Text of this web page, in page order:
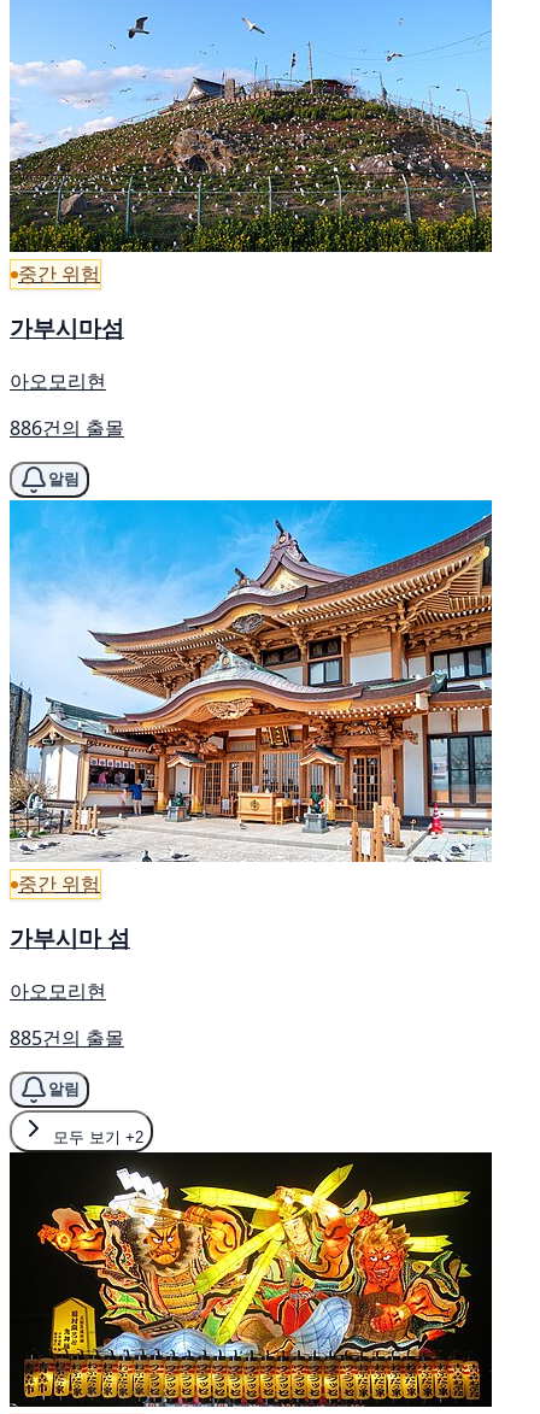
중간 위험
가부시마섬
아오모리현
886건의 출몰
알림
중간 위험
가부시마 섬
아오모리현
885건의 출몰
알림
모두 보기 +2